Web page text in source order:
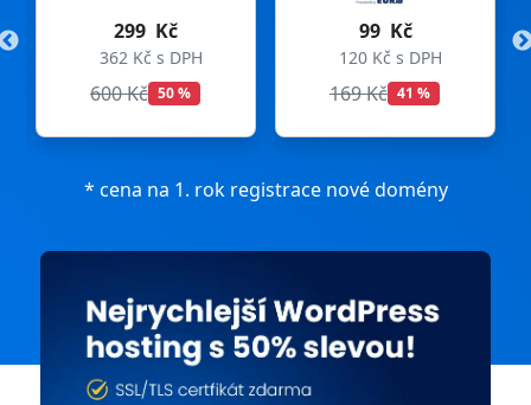
299 Kč
362 Kč s DPH
600 Kč 50 %
99 Kč
120 Kč s DPH
169 Kč 41 %
* cena na 1. rok registrace nové domény